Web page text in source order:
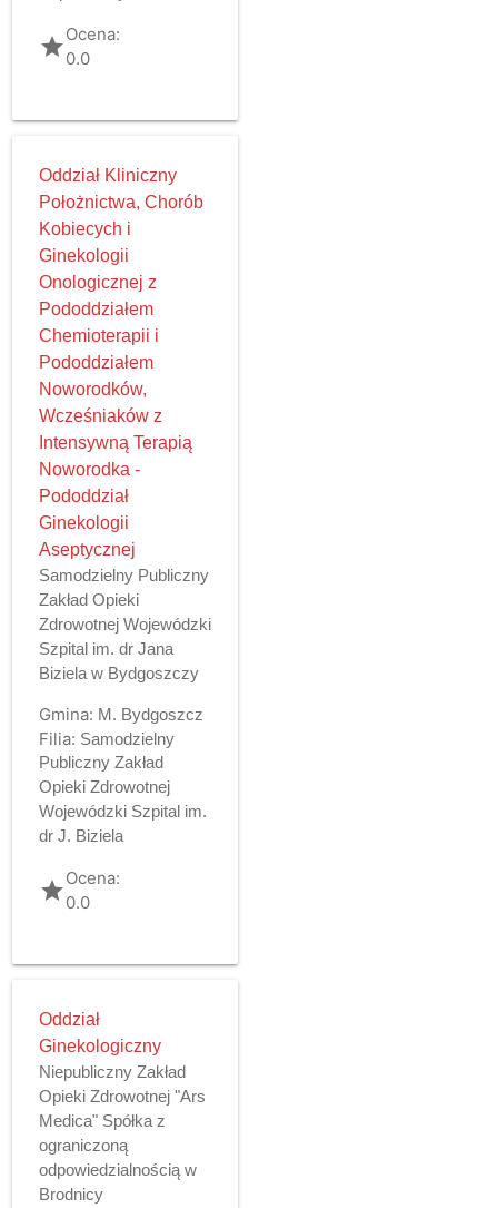
gradeOcena:
0.0
Oddział Kliniczny
Położnictwa, Chorób
Kobiecych i
Ginekologii
Onologicznej z
Pododdziałem
Chemioterapii i
Pododdziałem
Noworodków,
Wcześniaków z
Intensywną Terapią
Noworodka -
Pododdział
Ginekologii
Aseptycznej
Samodzielny Publiczny
Zakład Opieki
Zdrowotnej Wojewódzki
Szpital im. dr Jana
Biziela w Bydgoszczy
Gmina: M. Bydgoszcz
Filia: Samodzielny
Publiczny Zakład
Opieki Zdrowotnej
Wojewódzki Szpital im.
dr J. Biziela
gradeOcena:
0.0
Oddział
Ginekologiczny
Niepubliczny Zakład
Opieki Zdrowotnej "Ars
Medica" Spółka z
ograniczoną
odpowiedzialnością w
Brodnicy